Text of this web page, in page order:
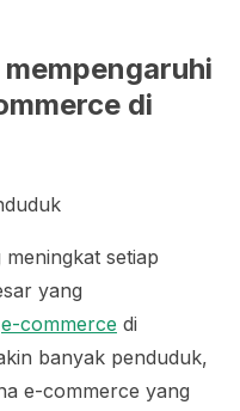
di
setiap
yang
e-commerce di
banyak penduduk,
e-commerce yang